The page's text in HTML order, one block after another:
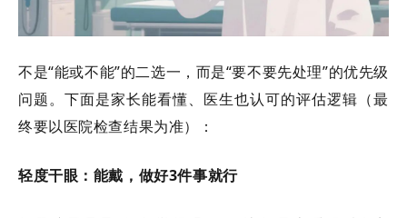
不是“能或不能”的二选一，而是“要不要先处理”的优先级
问题。下面是家长能看懂、医生也认可的评估逻辑（最
终要以医院检查结果为准）：
轻度干眼：能戴，做好3件事就行